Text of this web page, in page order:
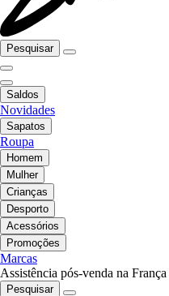
Pesquisar
Saldos
Novidades
Sapatos
Roupa
Homem
Mulher
Crianças
Desporto
Acessórios
Promoções
Marcas
Assistência pós-venda na França
Pesquisar